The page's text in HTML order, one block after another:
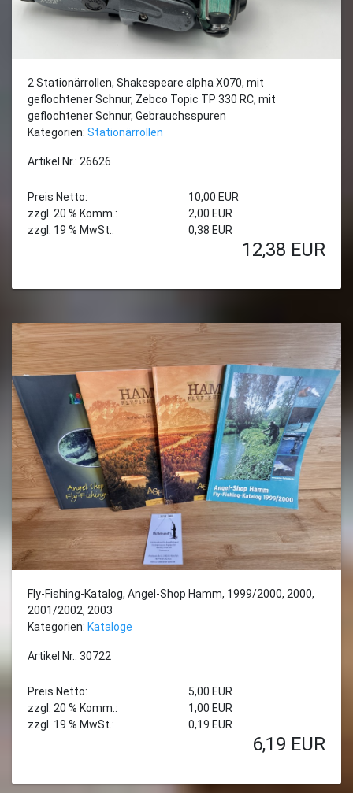
2 Stationärrollen, Shakespeare alpha X070, mit
geflochtener Schnur, Zebco Topic TP 330 RC, mit
geflochtener Schnur, Gebrauchsspuren
Kategorien: Stationärrollen
Artikel Nr.: 26626
Preis Netto:
10,00 EUR
zzgl. 20 % Komm.:
2,00 EUR
zzgl. 19 % MwSt.:
0,38 EUR
12,38 EUR
Fly-Fishing-Katalog, Angel-Shop Hamm, 1999/2000, 2000,
2001/2002, 2003
Kategorien: Kataloge
Artikel Nr.: 30722
Preis Netto:
5,00 EUR
zzgl. 20 % Komm.:
1,00 EUR
zzgl. 19 % MwSt.:
0,19 EUR
6,19 EUR